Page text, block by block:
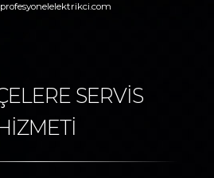
SERVİS